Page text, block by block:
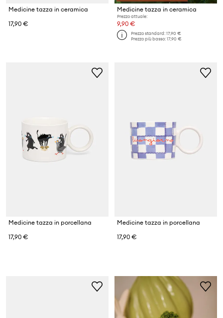
Medicine tazza in ceramica
17,90 €
Medicine tazza in ceramica
Prezzo attuale:
9,90 €
Prezzo standard:17,90 €
Prezzo più basso:17,90 €
Medicine tazza in porcellana
17,90 €
Medicine tazza in porcellana
17,90 €